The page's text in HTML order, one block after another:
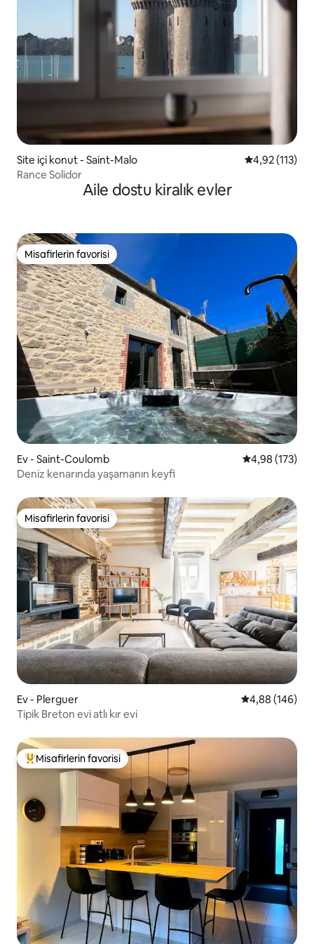
Site içi konut - Saint-Malo 5 üzerinden
4,92 (113)
Rance Solidor
Aile dostu kiralık evler
Misafirlerin favorisi
Misafirlerin favorisi
Ev - Saint-Coulomb 5 üzerinden
4,98 (173)
Deniz kenarında yaşamanın keyfi
Misafirlerin favorisi
Misafirlerin favorisi
Ev - Plerguer 5 üzerinden
4,88 (146)
Tipik Breton evi atlı kır evi
Misafirlerin favorilerinden en beğenilenler arasında
Misafirlerin favorisi